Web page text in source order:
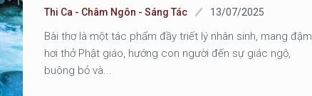
Thi Ca - Châm Ngôn - Sáng Tác 13/07/2025
Bài thơ là một tác phẩm đầy triết lý nhân sinh, mang đậm
hơi thở Phật giáo, hướng con người đến sự giác ngộ,
buông bỏ và...